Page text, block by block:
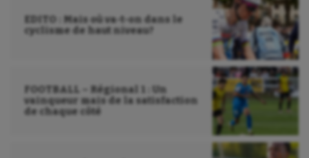
Plongée
Sarbacane
EDITO : Mais où va-t-on dans le
cyclisme de haut niveau?
FOOTBALL – Régional 1 : Un
vainqueur mais de la satisfaction
de chaque côté